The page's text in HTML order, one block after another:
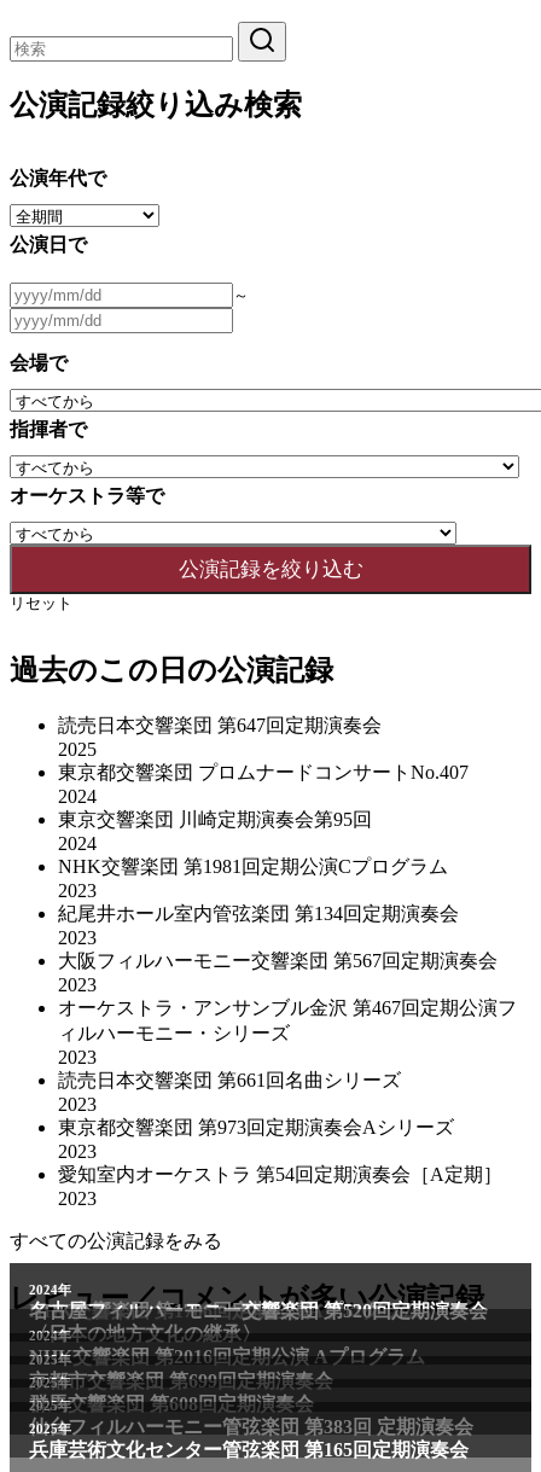
公演記録絞り込み検索
公演年代で
公演日で
～
会場で
指揮者で
オーケストラ等で
リセット
過去のこの日の公演記録
読売日本交響楽団 第647回定期演奏会
2025
東京都交響楽団 プロムナードコンサートNo.407
2024
東京交響楽団 川崎定期演奏会第95回
2024
NHK交響楽団 第1981回定期公演Cプログラム
2023
紀尾井ホール室内管弦楽団 第134回定期演奏会
2023
大阪フィルハーモニー交響楽団 第567回定期演奏会
2023
オーケストラ・アンサンブル金沢 第467回定期公演フ
ィルハーモニー・シリーズ
2023
読売日本交響楽団 第661回名曲シリーズ
2023
東京都交響楽団 第973回定期演奏会Aシリーズ
2023
愛知室内オーケストラ 第54回定期演奏会［A定期］
2023
すべての公演記録をみる
レビュー／コメントが多い公演記録
2011年
NHK交響楽団 第1706回定期公演Aプログラム
2024年
名古屋フィルハーモニー交響楽団 第520回定期演奏会
〈日本の地方文化の継承〉
2024年
NHK交響楽団 第2016回定期公演 Aプログラム
2025年
京都市交響楽団 第699回定期演奏会
2025年
群馬交響楽団 第608回定期演奏会
2025年
仙台フィルハーモニー管弦楽団 第383回 定期演奏会
2025年
兵庫芸術文化センター管弦楽団 第165回定期演奏会